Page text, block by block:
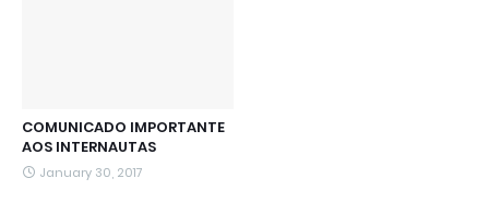
COMUNICADO IMPORTANTE
AOS INTERNAUTAS
January 30, 2017